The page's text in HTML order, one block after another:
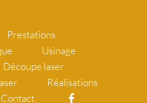
Prestations
Usinage
Découpe laser
Réalisations
Contact